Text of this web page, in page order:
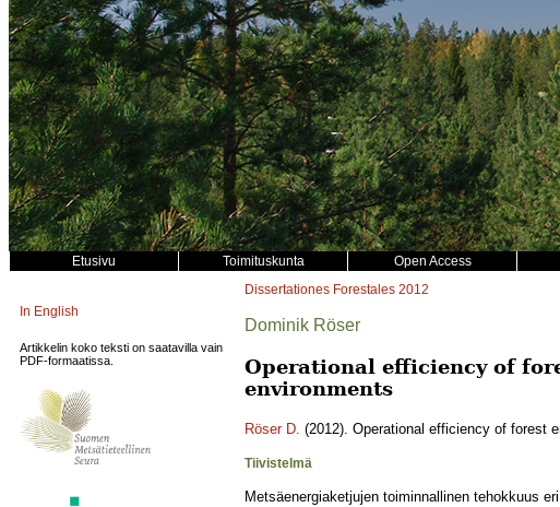
Etusivu Toimituskunta Open Access
In English
Artikkelin koko teksti on saatavilla vain
PDF-formaatissa.
Dissertationes Forestales 2012
Dominik Röser
Operational efficiency of
environments
Röser D. (2012). Operational efficiency of forest
Tiivistelmä
Metsäenergiaketjujen toiminnallinen tehokkuus